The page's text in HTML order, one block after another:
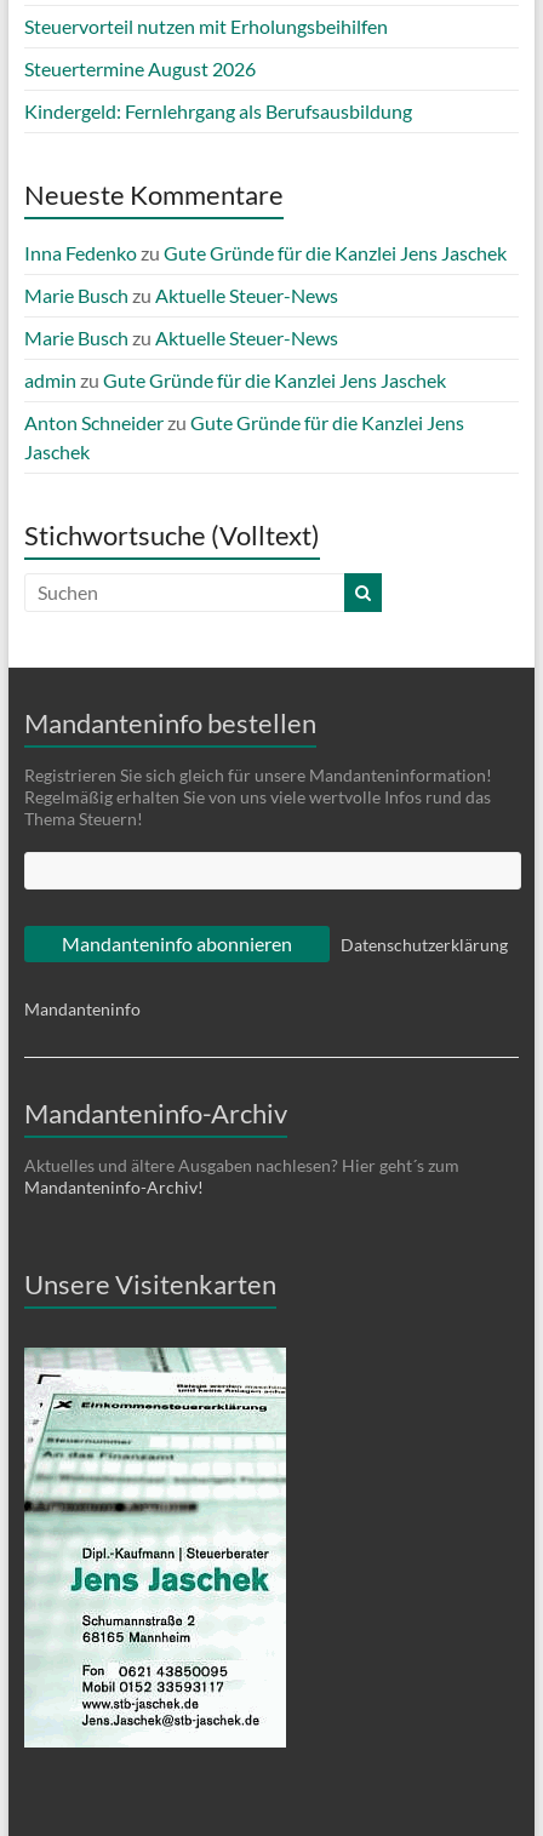
Steuervorteil nutzen mit Erholungsbeihilfen
Steuertermine August 2026
Kindergeld: Fernlehrgang als Berufsausbildung
Neueste Kommentare
Inna Fedenkozu Gute Gründe für die Kanzlei Jens Jaschek
Marie Busch zu Aktuelle Steuer-News
Marie Busch zu Aktuelle Steuer-News
admin zu Gute Gründe für die Kanzlei Jens Jaschek
Anton Schneiderzu Gute Gründe für die Kanzlei Jens
Jaschek
Stichwortsuche (Volltext)
Mandanteninfo bestellen
Registrieren Sie sich gleich für unsere Mandanteninformation!
Regelmäßig erhalten Sie von uns viele wertvolle Infos rund das
Thema Steuern!
Datenschutzerklärung
Mandanteninfo
Mandanteninfo-Archiv
Aktuelles und ältere Ausgaben nachlesen? Hier geht´s zum
Mandanteninfo-Archiv!
Unsere Visitenkarten